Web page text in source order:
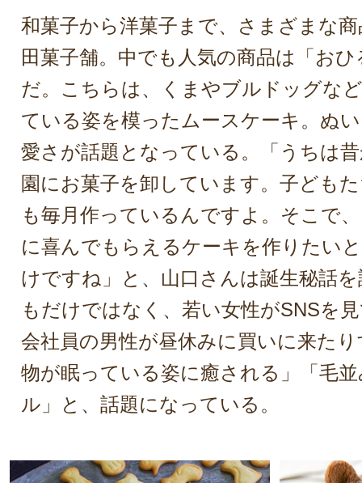
和菓子から洋菓子まで、さまざまな
田菓子舗。中でも人気の商品は「お
だ。こちらは、くまやブルドッグな
ている姿を模ったムースケーキ。ぬ
愛さが話題となっている。「うちは
園にお菓子を卸しています。子ども
も毎月作っているんですよ。そこで
に喜んでもらえるケーキを作りたい
けですね」と、山口さんは誕生秘話
もだけではなく、若い女性がSNSを
会社員の男性が昼休みに買いに来た
物が眠っている姿に癒される」「毛
ル」と、話題になっている。